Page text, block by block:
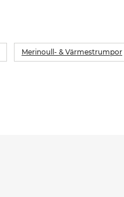
Merinoull- & Värmestrumpor